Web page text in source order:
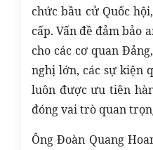
chức bầu cử Quốc
cấp. Vấn đề đảm bảo
cho các cơ quan
nghị lớn, các sự kiện
luôn được ưu tiên
đóng vai trò quan
Ông Đoàn Quang